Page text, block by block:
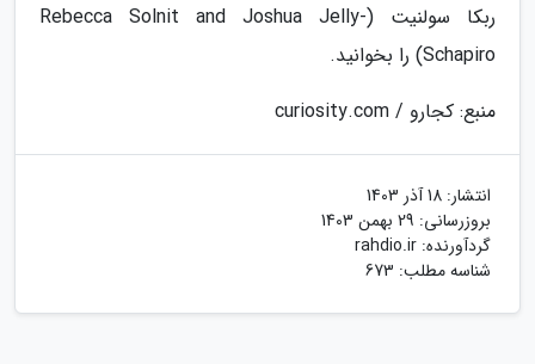
ربکا سولنیت (Rebecca Solnit and Joshua Jelly-
Schapiro) را بخوانید.
منبع: کجارو / curiosity.com
انتشار: 18 آذر 1403
بروزرسانی: 29 بهمن 1403
گردآورنده: rahdio.ir
شناسه مطلب: 673